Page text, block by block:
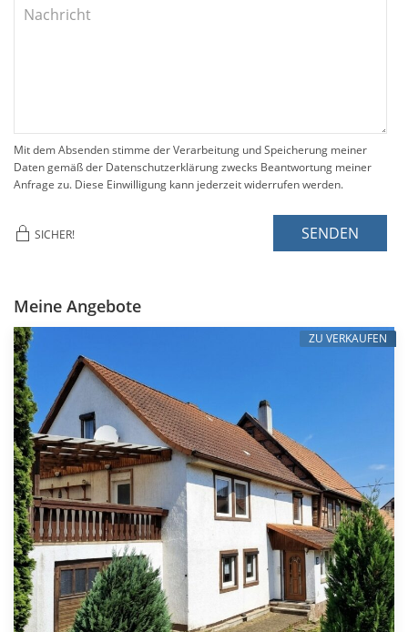
Mit dem Absenden stimme der Verarbeitung und Speicherung meiner
Daten gemäß der Datenschutzerklärung zwecks Beantwortung meiner
Anfrage zu. Diese Einwilligung kann jederzeit widerrufen werden.
SICHER! SENDEN
Meine Angebote
ZU VERKAUFEN